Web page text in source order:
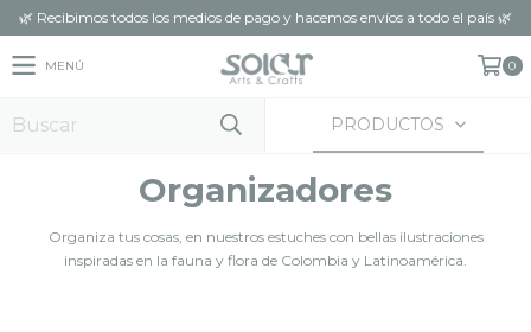
🌿 Recibimos todos los medios de pago y hacemos envíos a todo el país 🌿
MENÚ 0
PRODUCTOS
Organizadores
Organiza tus cosas, en nuestros estuches con bellas ilustraciones
inspiradas en la fauna y flora de Colombia y Latinoamérica.